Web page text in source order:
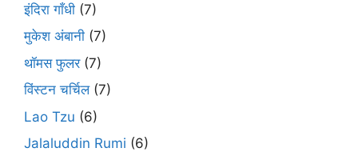
इंदिरा गाँधी (7)
मुकेश अंबानी (7)
थॉमस फुलर(7)
विंस्टन चर्चिल(7)
Lao Tzu (6)
Jalaluddin Rumi (6)